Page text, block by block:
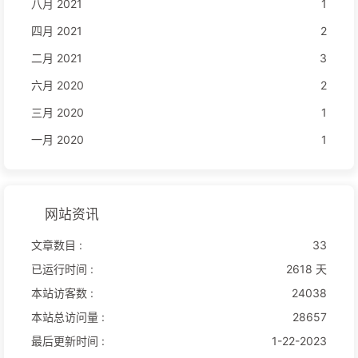
八月 2021
1
四月 2021
2
二月 2021
3
六月 2020
2
三月 2020
1
一月 2020
1
网站资讯
文章数目 :
33
已运行时间 :
2618 天
本站访客数 :
24038
本站总访问量 :
28657
最后更新时间 :
1-22-2023